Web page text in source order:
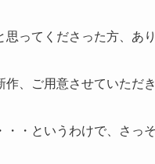
思ってくださった方、
作、ご用意させていただ
・・・というわけで、さっ